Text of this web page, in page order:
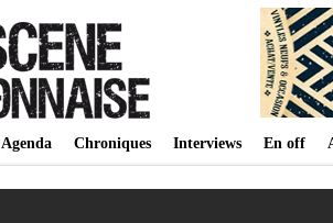
Agenda Chroniques Interviews En off